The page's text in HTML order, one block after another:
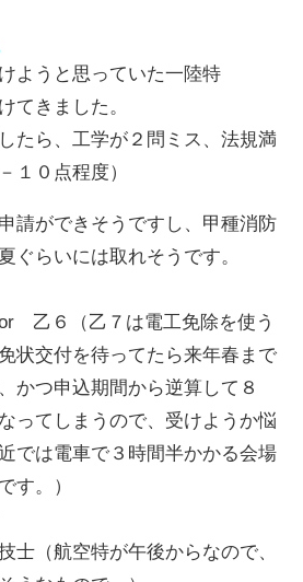
ようと思っていた一陸特
てきました。
たら、工学が２問ミス、法規満
１０点程度）
請ができそうですし、甲種消防
ぐらいには取れそうです。
乙６（乙７は電工免除を使う
状交付を待ってたら来年春まで
かつ申込期間から逆算して８
ってしまうので、受けようか悩
では電車で３時間半かかる会場
す。）
士（航空特が午後からなので、